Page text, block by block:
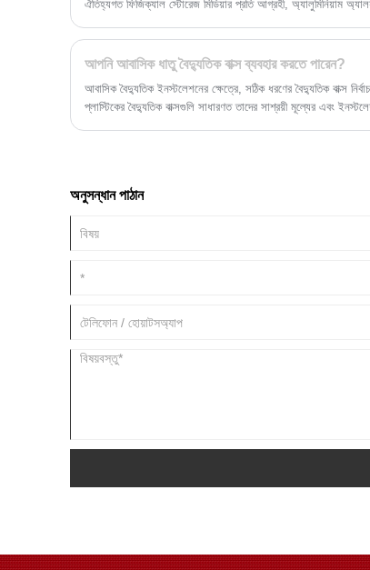
ঐতিহ্যগত ফিজিক্যাল স্টোরেজ মিডিয়ার প্রতি আগ্রহী, অ্যালুমিনিয়াম
তৈরিতে বিশেষীকরণকারী একটি কোম্পানি হিসাবে, Xiamen
স্টোরেজ সমাধানের জন্য বাজারের চাহিদা মেটাতে গ্রাহকদের উচ্চ-মানের
আপনি আবাসিক ধাতু বৈদ্যুতিক বাক্স ব্যবহার করতে পারেন?
আবাসিক বৈদ্যুতিক ইনস্টলেশনের ক্ষেত্রে, সঠিক ধরণের বৈদ্যুতিক বাক্স
প্লাস্টিকের বৈদ্যুতিক বাক্সগুলি সাধারণত তাদের সাশ্রয়ী মূল্যের এবং
অনুসন্ধান পাঠান